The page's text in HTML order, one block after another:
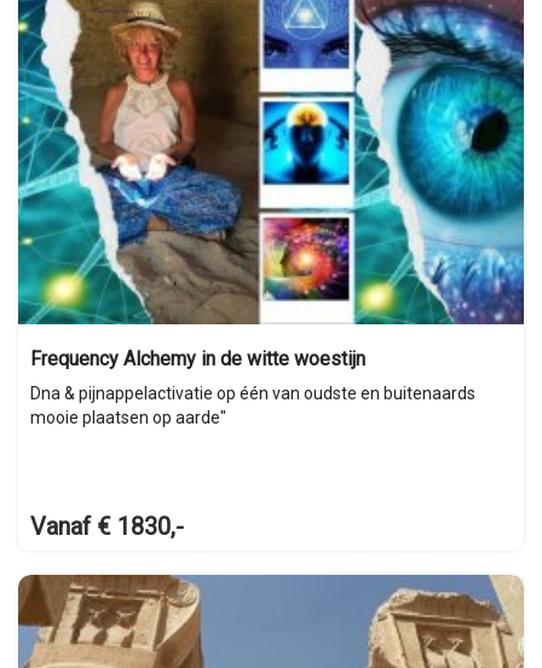
Frequency Alchemy in de witte woestijn
Dna & pijnappelactivatie op één van oudste en buitenaards
mooie plaatsen op aarde"
Vanaf € 1830,-